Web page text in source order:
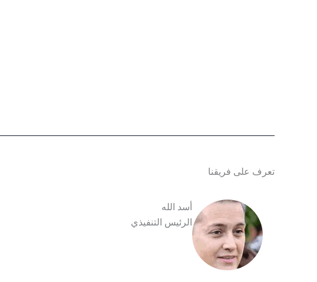
تعرف على فريقنا
أسد الله
الرئيس التنفيذي